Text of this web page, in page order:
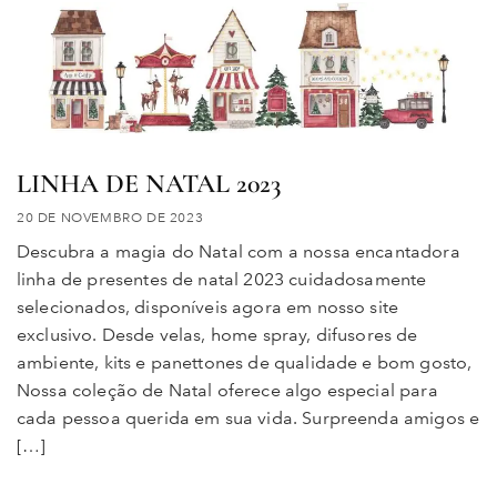
LINHA DE NATAL 2023
20 DE NOVEMBRO DE 2023
Descubra a magia do Natal com a nossa encantadora
linha de presentes de natal 2023 cuidadosamente
selecionados, disponíveis agora em nosso site
exclusivo. Desde velas, home spray, difusores de
ambiente, kits e panettones de qualidade e bom gosto,
Nossa coleção de Natal oferece algo especial para
cada pessoa querida em sua vida. Surpreenda amigos e
[…]